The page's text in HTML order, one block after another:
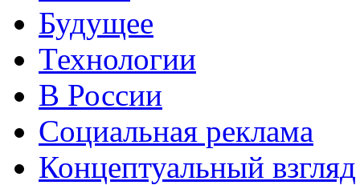
Будущее
Технологии
В России
Социальная реклама
Концептуальный взгляд